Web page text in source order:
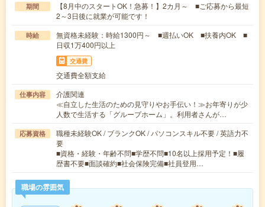
期間
【8月中のスタートOK！急募！】2カ月～ ■ご応募から最短
2～3日後に就業が可能です！
時給
無資格未経験：時給1300円～ ■週払いOK ■扶養内OK ■
日収1万400円以上
交通費
交通費全額支給
仕事内容
介護関連
≪自立した生活のための見守りやお手伝い！≫お年寄りが少
人数で生活する「グループホーム」。利用者さんが…
応募資格
職種未経験OK / ブランクOK / パソコンスキル不要 / 英語力不
要
■資格・経験・年齢不問■学歴不問■10名以上採用予定！■履
歴書不要■面談確約■社会保険完備■社員登用…
職場の雰囲気